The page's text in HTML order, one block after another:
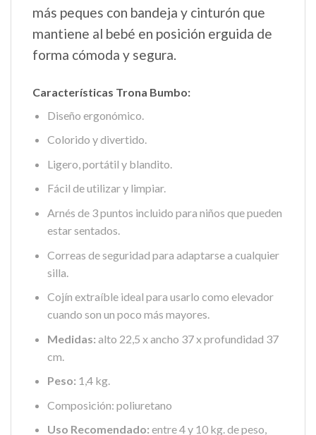
más peques con bandeja y cinturón que
mantiene al bebé en posición erguida de
forma cómoda y segura.
Características Trona Bumbo:
Diseño ergonómico.
Colorido y divertido.
Ligero, portátil y blandito.
Fácil de utilizar y limpiar.
Arnés de 3 puntos incluido para niños que pueden
estar sentados.
Correas de seguridad para adaptarse a cualquier
silla.
Cojín extraíble ideal para usarlo como elevador
cuando son un poco más mayores.
Medidas: alto 22,5 x ancho 37 x profundidad 37
cm.
Peso: 1,4 kg.
Composición: poliuretano
Uso Recomendado: entre 4 y 10 kg. de peso,